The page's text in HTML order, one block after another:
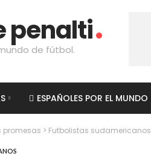
penalti
de fútbol.
ESPAÑOLES POR EL MUNDO
promesas > Futbolistas sudamericanos